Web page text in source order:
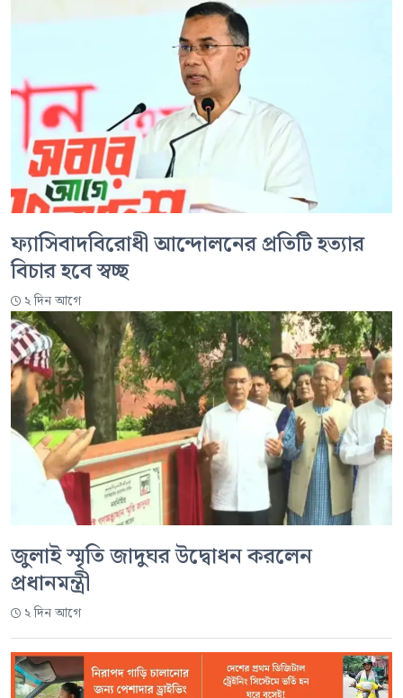
ফ্যাসিবাদবিরোধী আন্দোলনের প্রতিটি হত্যার
বিচার হবে স্বচ্ছ
২ দিন আগে
জুলাই স্মৃতি জাদুঘর উদ্বোধন করলেন
প্রধানমন্ত্রী
২ দিন আগে